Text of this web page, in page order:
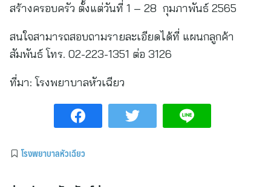
สร้างครอบครัว ตั้งแต่วันที่ 1 – 28 กุมภาพันธ์ 2565
สนใจสามารถสอบถามรายละเอียดได้ที่ แผนกลูกค้า
สัมพันธ์ โทร. 02-223-1351 ต่อ 3126
ที่มา: โรงพยาบาลหัวเฉียว
โรงพยาบาลหัวเฉียว